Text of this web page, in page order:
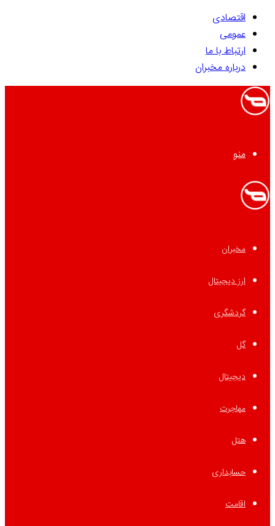
اقتصادی
عمومی
ارتباط با ما
درباره مخبران
منو
مخبران
ارز دیجیتال
گردشگری
گل
دیجیتال
مهاجرت
هتل
حسابداری
اقامت